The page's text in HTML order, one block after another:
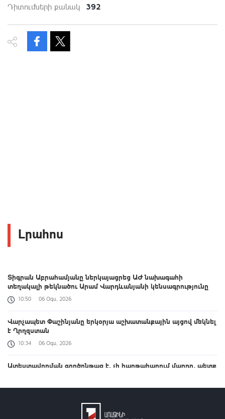
Դիտումների քանակ 392
Լրահոս
Տիգրան Աբրահամյանը ներկայացրեց ԱԺ նախագահի
տեղակալի թեկնածու Արամ Վարդևանյանի կենսագրությունը
10:50 06 Օգս, 2026
Վարչապետ Փաշինյանը երկօրյա աշխատանքային այցով մեկնել
է Ղրղզստան
10:34 06 Օգս, 2026
Ատեստավորման գործընթաց է, չի հաղթահարում մարդը, պետք
10:31 06 Օգս, 2026
9-րդ գումարման ԱԺ առաջին նստաշրջանը | ՈՒՂԻՂ